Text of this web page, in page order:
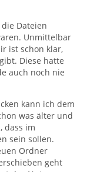
Dateien
Unmittelbar
ist schon klar,
Diese hatte
auch noch nie
kann ich dem
was älter und
dass im
sein sollen.
Ordner
geht